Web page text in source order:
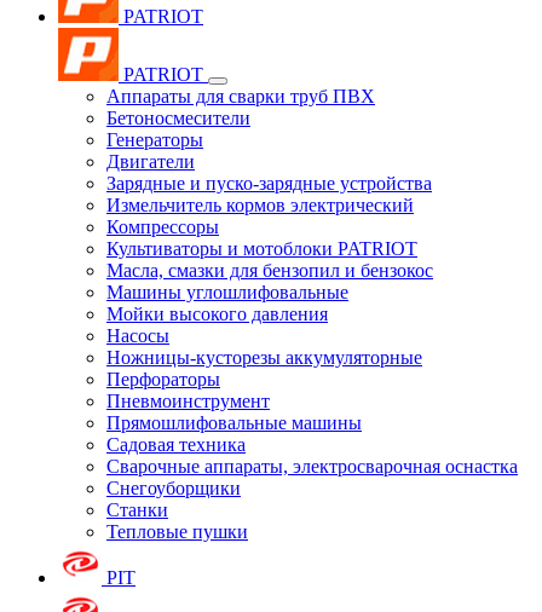
PATRIOT
PATRIOT
Аппараты для сварки труб ПВХ
Бетоносмесители
Генераторы
Двигатели
Зарядные и пуско-зарядные устройства
Измельчитель кормов электрический
Компрессоры
Культиваторы и мотоблоки PATRIOT
Масла, смазки для бензопил и бензокос
Машины углошлифовальные
Мойки высокого давления
Насосы
Ножницы-кусторезы аккумуляторные
Перфораторы
Пневмоинструмент
Прямошлифовальные машины
Садовая техника
Сварочные аппараты, электросварочная оснастка
Снегоуборщики
Станки
Тепловые пушки
PIT